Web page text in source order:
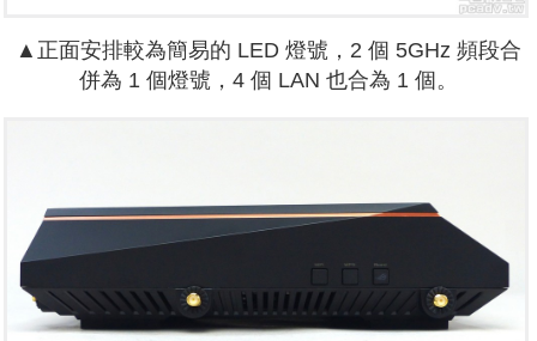
▲正面安排較為簡易的 LED 燈號，2 個 5GHz 頻段合
併為 1 個燈號，4 個 LAN 也合為 1 個。